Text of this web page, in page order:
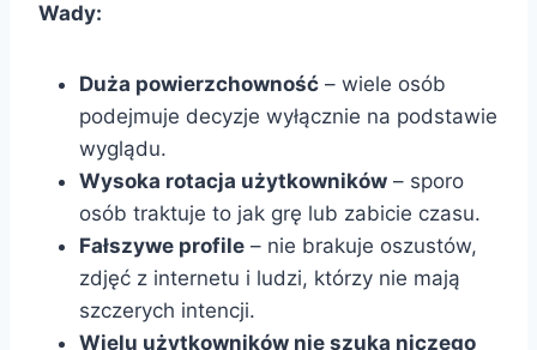
Wady:
Duża powierzchowność – wiele osób
podejmuje decyzje wyłącznie na podstawie
wyglądu.
Wysoka rotacja użytkowników – sporo
osób traktuje to jak grę lub zabicie czasu.
Fałszywe profile – nie brakuje oszustów,
zdjęć z internetu i ludzi, którzy nie mają
szczerych intencji.
Wielu użytkowników nie szuka niczego